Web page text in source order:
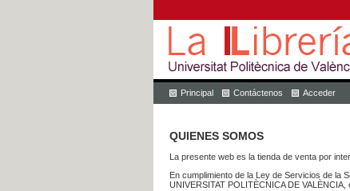
Principal Contáctenos Acceder
QUIENES SOMOS
La presente web es la tienda de venta por
En cumplimiento de la Ley de Servicios de la
UNIVERSITAT POLITÈCNICA DE